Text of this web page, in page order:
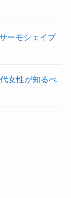
ーモシェイプ
女性が知るべ